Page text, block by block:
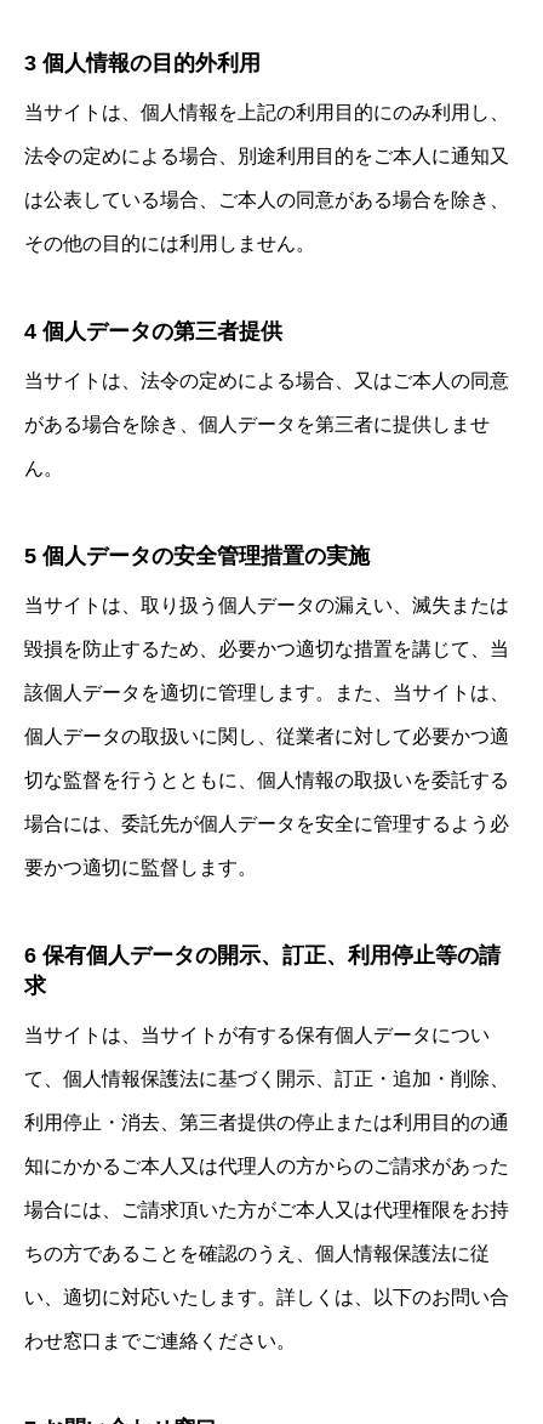
3 個人情報の目的外利用
当サイトは、個人情報を上記の利用目的にのみ利用し、
法令の定めによる場合、別途利用目的をご本人に通知又
は公表している場合、ご本人の同意がある場合を除き、
その他の目的には利用しません。
4 個人データの第三者提供
当サイトは、法令の定めによる場合、又はご本人の同意
がある場合を除き、個人データを第三者に提供しませ
ん。
5 個人データの安全管理措置の実施
当サイトは、取り扱う個人データの漏えい、滅失または
毀損を防止するため、必要かつ適切な措置を講じて、当
該個人データを適切に管理します。また、当サイトは、
個人データの取扱いに関し、従業者に対して必要かつ適
切な監督を行うとともに、個人情報の取扱いを委託する
場合には、委託先が個人データを安全に管理するよう必
要かつ適切に監督します。
6 保有個人データの開示、訂正、利用停止等の請
求
当サイトは、当サイトが有する保有個人データについ
て、個人情報保護法に基づく開示、訂正・追加・削除、
利用停止・消去、第三者提供の停止または利用目的の通
知にかかるご本人又は代理人の方からのご請求があった
場合には、ご請求頂いた方がご本人又は代理権限をお持
ちの方であることを確認のうえ、個人情報保護法に従
い、適切に対応いたします。詳しくは、以下のお問い合
わせ窓口までご連絡ください。
ご挨拶